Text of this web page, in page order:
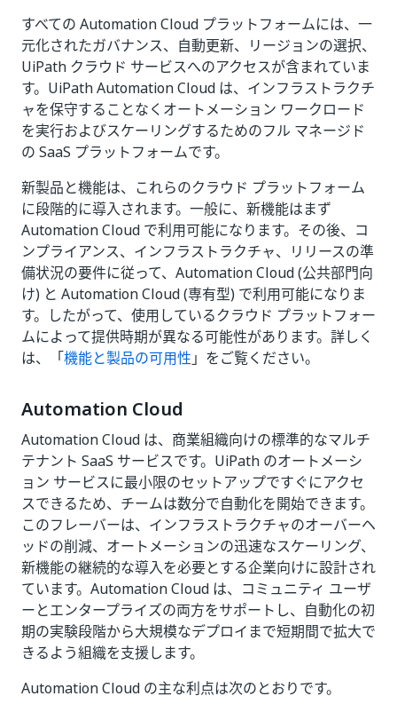
すべての Automation Cloud プラットフォームには、一
元化されたガバナンス、自動更新、リージョンの選択、
UiPath クラウド サービスへのアクセスが含まれていま
す。UiPath Automation Cloud は、インフラストラクチ
ャを保守することなくオートメーション ワークロード
を実行およびスケーリングするためのフル マネージド
の SaaS プラットフォームです。
新製品と機能は、これらのクラウド プラットフォーム
に段階的に導入されます。一般に、新機能はまず
Automation Cloud で利用可能になります。その後、コ
ンプライアンス、インフラストラクチャ、リリースの準
備状況の要件に従って、Automation Cloud (公共部門向
け) と Automation Cloud (専有型) で利用可能になりま
す。したがって、使用しているクラウド プラットフォー
ムによって提供時期が異なる可能性があります。詳しく
は、「機能と製品の可用性」をご覧ください。
Automation Cloud
Automation Cloud は、商業組織向けの標準的なマルチ
テナント SaaS サービスです。UiPath のオートメーシ
ョン サービスに最小限のセットアップですぐにアクセ
スできるため、チームは数分で自動化を開始できます。
このフレーバーは、インフラストラクチャのオーバーヘ
ッドの削減、オートメーションの迅速なスケーリング、
新機能の継続的な導入を必要とする企業向けに設計され
ています。Automation Cloud は、コミュニティ ユーザ
ーとエンタープライズの両方をサポートし、自動化の初
期の実験段階から大規模なデプロイまで短期間で拡大で
きるよう組織を支援します。
Automation Cloud の主な利点は次のとおりです。